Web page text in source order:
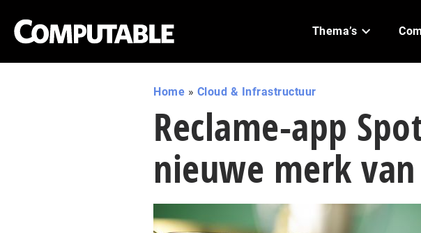
Thema’s
Home » Cloud & Infrastructuur
Reclame-app
nieuwe merk